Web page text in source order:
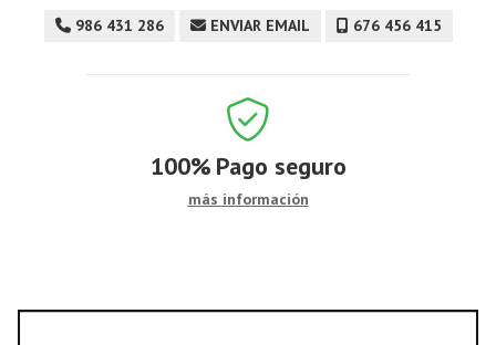
986 431 286 ENVIAR EMAIL 676 456 415
100% Pago seguro
más información